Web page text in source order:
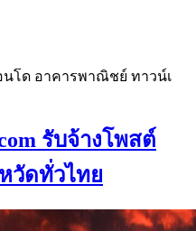
โด อาคารพาณิชย์ ทาวน์เ
รับจ้างโพสต์
วัดทั่วไทย